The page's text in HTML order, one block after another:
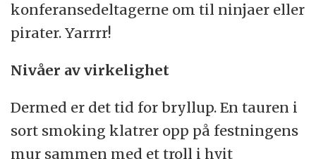
konferansedeltagerne om til ninjaer eller
pirater. Yarrrr!
Nivåer av virkelighet
Dermed er det tid for bryllup. En tauren i
sort smoking klatrer opp på festningens
mur sammen med et troll i hvit